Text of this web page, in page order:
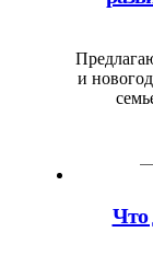
и
Что